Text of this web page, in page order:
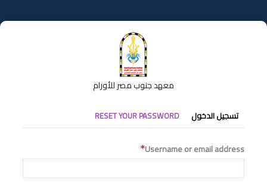
إلى
المحتوى
معهد جنوب مصر للأورام
التبويبات
الأساسية
تسجيل الدخول RESET YOUR PASSWORD
Username or email address